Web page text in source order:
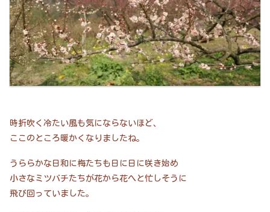
時折吹く冷たい風も気にならないほど、
ここのところ暖かくなりましたね。
うららかな日和に梅たちも日に日に咲き始め
小さなミツバチたちが花から花へと忙しそうに
飛び回っていました。